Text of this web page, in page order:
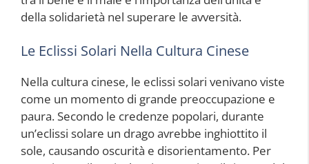
della solidarietà nel superare le avversità.
Le Eclissi Solari Nella Cultura Cinese
Nella cultura cinese, le eclissi solari venivano viste
come un momento di grande preoccupazione e
paura. Secondo le credenze popolari, durante
un’eclissi solare un drago avrebbe inghiottito il
sole, causando oscurità e disorientamento. Per